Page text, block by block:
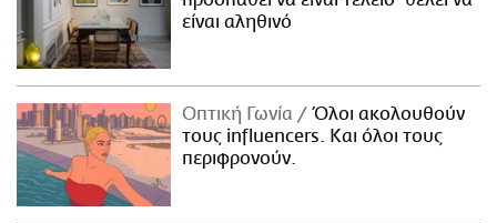
είναι αληθινό
Οπτική Γωνία
Όλοι ακολουθούν
τους influencers. Και όλοι τους
περιφρονούν.